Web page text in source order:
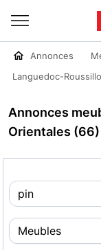
Annonces
Languedoc-
Annonces
Orientales (66)